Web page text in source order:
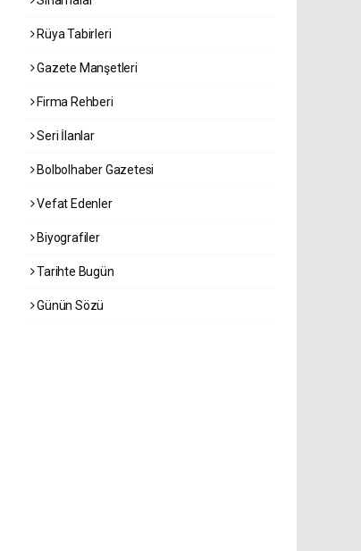
Rüya Tabirleri
Gazete Manşetleri
Firma Rehberi
Seri İlanlar
Bolbolhaber Gazetesi
Vefat Edenler
Biyografiler
Tarihte Bugün
Günün Sözü